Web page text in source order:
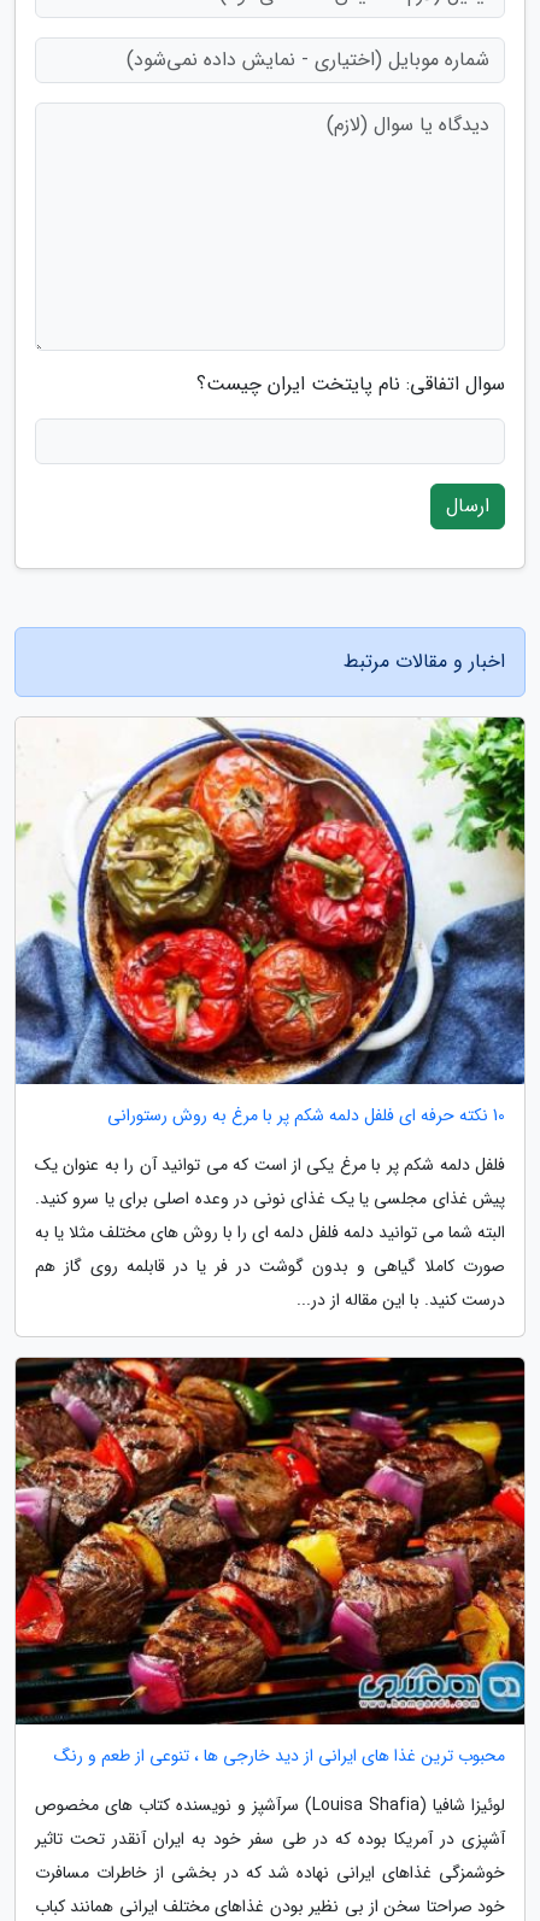
سوال اتفاقی: نام پایتخت ایران چیست؟
ارسال
اخبار و مقالات مرتبط
10 نکته حرفه ای فلفل دلمه شکم پر با مرغ به روش رستورانی
فلفل دلمه شکم پر با مرغ یکی از است که می توانید آن را به عنوان یک
پیش غذای مجلسی یا یک غذای نونی در وعده اصلی برای یا سرو کنید.
البته شما می توانید دلمه فلفل دلمه ای را با روش های مختلف مثلا یا به
صورت کاملا گیاهی و بدون گوشت در فر یا در قابلمه روی گاز هم
درست کنید. با این مقاله از در...
محبوب ترین غذا های ایرانی از دید خارجی ها ، تنوعی از طعم و رنگ
لوئیزا شافیا (Louisa Shafia) سرآشپز و نویسنده کتاب های مخصوص
آشپزی در آمریکا بوده که در طی سفر خود به ایران آنقدر تحت تاثیر
خوشمزگی غذاهای ایرانی نهاده شد که در بخشی از خاطرات مسافرت
خود صراحتا سخن از بی نظیر بودن غذاهای مختلف ایرانی همانند کباب